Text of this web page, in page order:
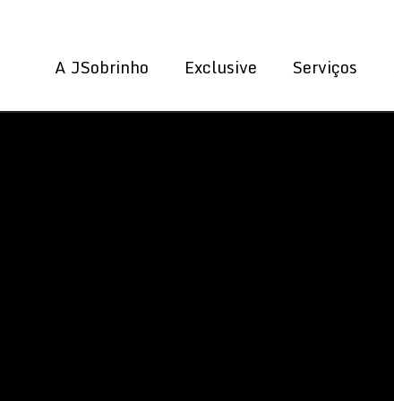
Serviços
Exclusive
A JSobrinho